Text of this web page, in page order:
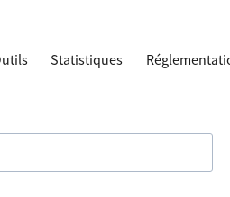
Statistiques